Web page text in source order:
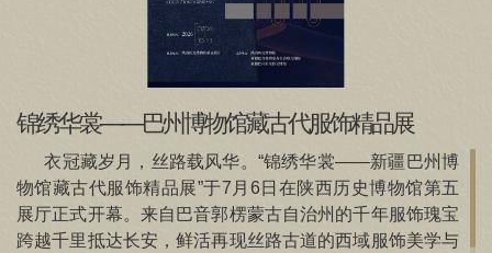
信息公开
关于
锦绣华裳——巴州博物馆藏古代服饰精品展
衣冠藏岁月，丝路载风华。“锦绣华裳——新疆巴州博
物馆藏古代服饰精品展”于7月6日在陕西历史博物馆第五
展厅正式开幕。来自巴音郭楞蒙古自治州的千年服饰瑰宝
跨越千里抵达长安，鲜活再现丝路古道的西域服饰美学与